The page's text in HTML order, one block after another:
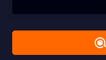
Remove All